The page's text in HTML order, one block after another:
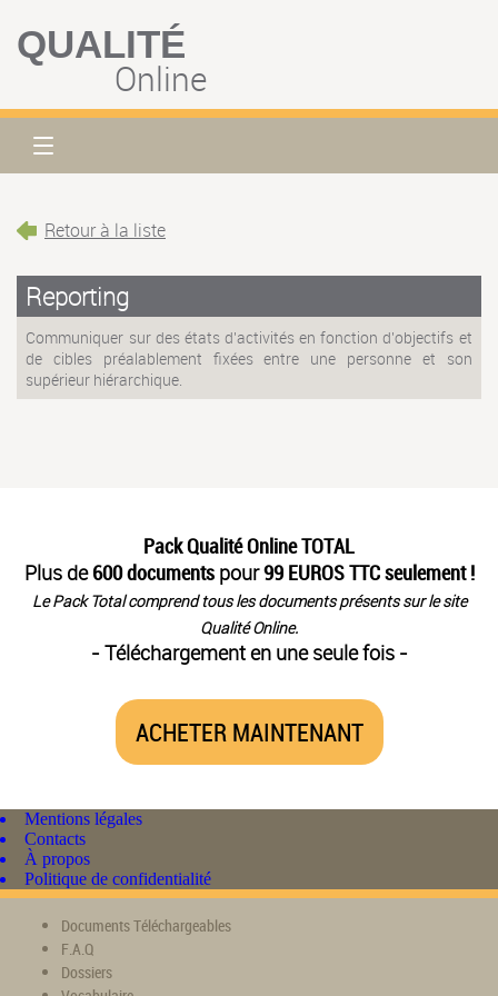
QUALITÉ
Online
Retour à la liste
Reporting
Communiquer sur des états d'activités en fonction d'objectifs et
de cibles préalablement fixées entre une personne et son
supérieur hiérarchique.
Pack Qualité Online TOTAL
Plus de600 documentspour99 EUROS TTC seulement !
Le Pack Total comprend tous les documents présents sur le site
Qualité Online.
- Téléchargement en une seule fois -
ACHETER MAINTENANT
Mentions légales
Contacts
À propos
Politique de confidentialité
Documents Téléchargeables
F.A.Q
Dossiers